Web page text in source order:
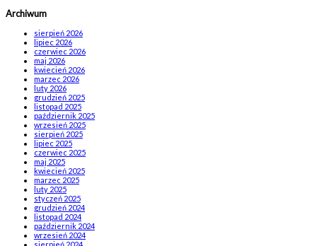
Archiwum
sierpień 2026
lipiec 2026
czerwiec 2026
maj 2026
kwiecień 2026
marzec 2026
luty 2026
grudzień 2025
listopad 2025
październik 2025
wrzesień 2025
sierpień 2025
lipiec 2025
czerwiec 2025
maj 2025
kwiecień 2025
marzec 2025
luty 2025
styczeń 2025
grudzień 2024
listopad 2024
październik 2024
wrzesień 2024